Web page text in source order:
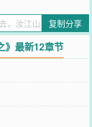
照之》还不错的话请
！
复制分享
》最新12章节